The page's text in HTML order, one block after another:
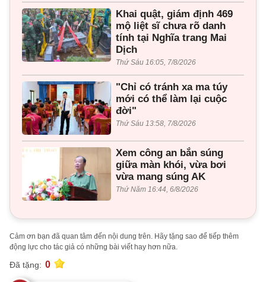
Khai quật, giám định 469
mộ liệt sĩ chưa rõ danh
tính tại Nghĩa trang Mai
Dịch
Thứ Sáu 16:05, 7/8/2026
"Chỉ có tránh xa ma túy
mới có thể làm lại cuộc
đời"
Thứ Sáu 13:58, 7/8/2026
Xem công an bắn súng
giữa màn khói, vừa bơi
vừa mang súng AK
Thứ Năm 16:44, 6/8/2026
Cảm ơn bạn đã quan tâm đến nội dung trên. Hãy tặng sao để tiếp thêm
động lực cho tác giả có những bài viết hay hơn nữa.
Đã tặng: 0